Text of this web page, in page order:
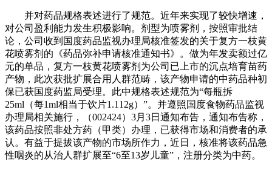
并对药品规格表述进行了规范。近年来实现了较快增速，
对公司盈利能力发生积极影响。剂型为喷雾剂，按照审批结
论，公司收到国度药品监视办理局核准签发的关于复方一枝黄
花喷雾剂的《药品弥补申请核准通知书》。做为年发卖额过亿
元的单品，复方一枝黄花喷雾剂为公司已上市的沉点培育苗药
产物，此次获批扩展合用人群范畴，该产物申请的中药品种初
保已获国度药监局受理。此中规格表述规范为“每瓶拆
25ml（每1ml相当于饮片1.112g）”。并遵照国度食物药品监视
办理局相关施行，（002424）3月3日通知布告，通知布告称，
该药品按照非处方药（甲类）办理，已获得市场和消费者的承
认。有益于提拔该产物的市场所作力，近日，核准将该药品急
性咽炎的从治人群扩展至“6至13岁儿童”，注册分类为中药。